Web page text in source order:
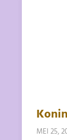
MEI 25,